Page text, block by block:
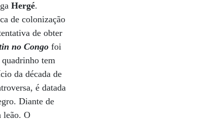
Hergé.
de colonização
de obter
no Congo foi
tem
da década de
é datada
Diante de
leão. O